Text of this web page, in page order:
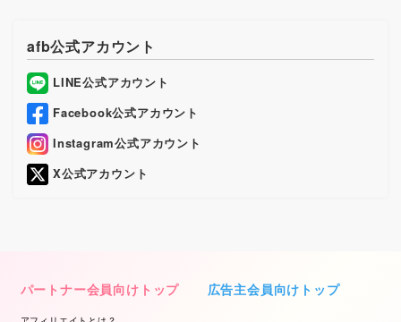
afb公式アカウント
LINE公式アカウント
Facebook公式アカウント
Instagram公式アカウント
X公式アカウント
パートナー会員向けトップ 広告主会員向けトップ